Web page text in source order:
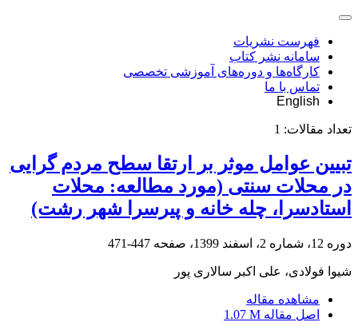
فهرست نشریات
سامانه نشر کتاب
کارگاه‌ها و دوره‌های آموزشی تخصصی
تماس با ما
English
تعداد مقالات: 1
تبیین عوامل موثر بر ارتقا سطح مردم گرایی
در محلات سنتی (مورد مطالعه: محلات
استادسرا، چله خانه و پیرسرا شهر رشت)
دوره 12، شماره 2، اسفند 1399، صفحه 447-471
شیوا فولادی، علی اکبر سالاری پور
مشاهده مقاله
اصل مقاله 1.07 M